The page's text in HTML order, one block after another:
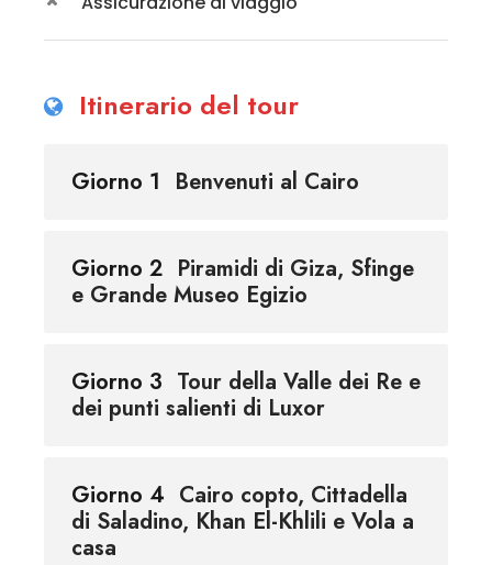
Itinerario del tour
Giorno 1 Benvenuti al Cairo
Giorno 2 Piramidi di Giza, Sfinge
e Grande Museo Egizio
Giorno 3 Tour della Valle dei Re e
dei punti salienti di Luxor
Giorno 4 Cairo copto, Cittadella
di Saladino, Khan El-Khlili e Vola a
casa